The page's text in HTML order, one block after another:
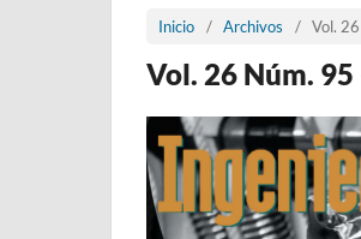
Inicio / Archivos / Vol.
Vol. 26 Núm.